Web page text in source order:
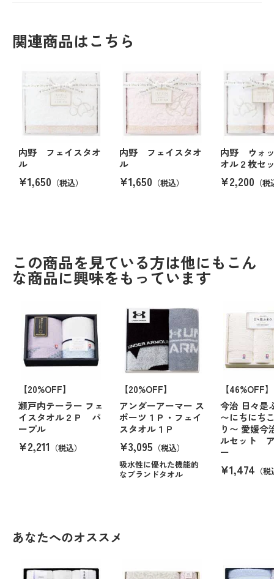
関連商品はこちら
内野 フェイスタオ
ル
¥1,650 （税込）
内野 フェイスタオ
ル
¥1,650 （税込）
内野 ウォ
オル２枚セ
¥2,200 （
この商品を見ている方は他にもこん
な商品に興味をもっています
【20%OFF】
瀬戸内テーラー フェ
イスタオル２Ｐ パ
ープル
¥2,211 （税込）
【20%OFF】
アンダーアーマー ス
ポーツ１Ｐ・フェイ
スタオル１Ｐ
¥3,095 （税込）
吸水性に優れた機能的
なブランドタオル
【46%OFF】
今治 日々是
〜にちにち
り〜 愛媛今
ルセット
ー
¥1,474 （
あなたへのオススメ